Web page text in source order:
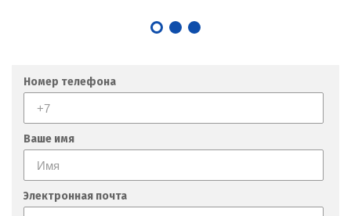
Номер телефона
Ваше имя
Электронная почта